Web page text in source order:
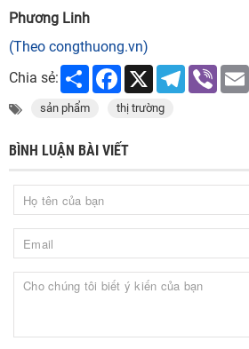
Phương Linh
(Theo congthuong.vn)
Chia sẻ:
Share Facebook
X Telegram
Viber
sản phẩm thị trường
BÌNH LUẬN BÀI VIẾT